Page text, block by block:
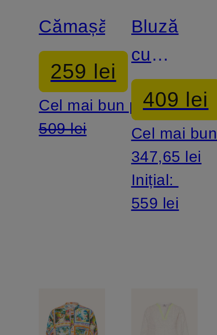
DEN
Cămașă
259 lei
Cel mai bun preț:
509 lei
DEN
Bluză
cu
mâneci
3/4409 lei
Cel mai
347,65 lei
Inițial:
559 lei